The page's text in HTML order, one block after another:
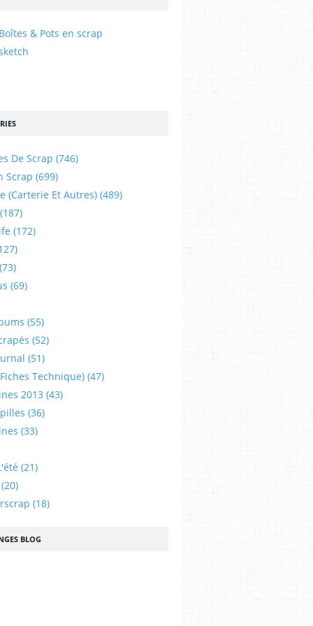
& Pots en scrap
De Scrap (746)
Scrap (699)
(carterie Et Autres) (489)
(172)
(69)
(55)
(52)
(51)
Technique) (47)
2013 (43)
(36)
(33)
(21)
(18)
BLOG